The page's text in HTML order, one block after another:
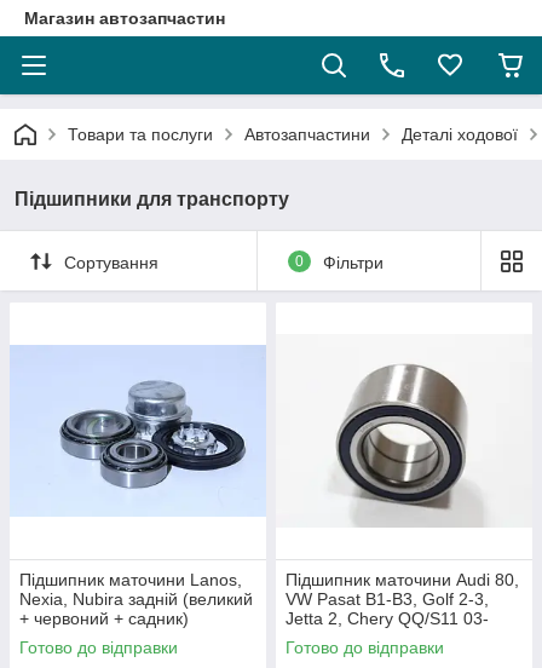
Магазин автозапчастин
Товари та послуги Автозапчастини Деталі ходової
Підшипники для транспорту
Сортування 0 Фільтри
Підшипник маточини Lanos,
Nexia, Nubira задній (великий
+ червоний + садник)
94535210 FAG
Готово до відправки
Підшипник маточини Audi 80,
VW Pasat B1-B3, Golf 2-3,
Jetta 2, Chery QQ/S11 03-
передній S11-3001015
SHIKOO
Готово до відправки